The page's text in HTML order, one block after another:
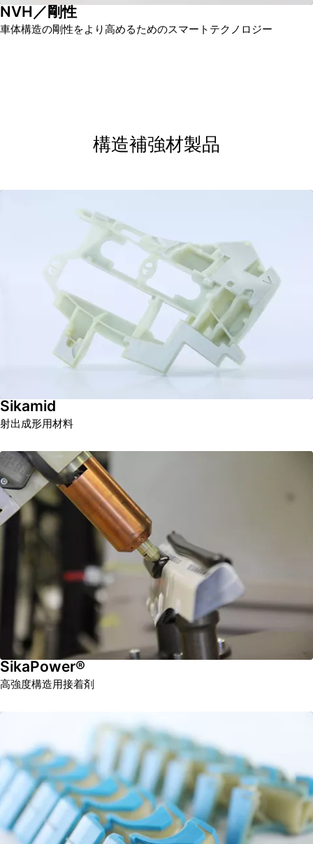
NVH／剛性
車体構造の剛性をより高めるためのスマートテクノロジー
構造補強材製品
Sikamid
射出成形用材料
SikaPower®
高強度構造用接着剤